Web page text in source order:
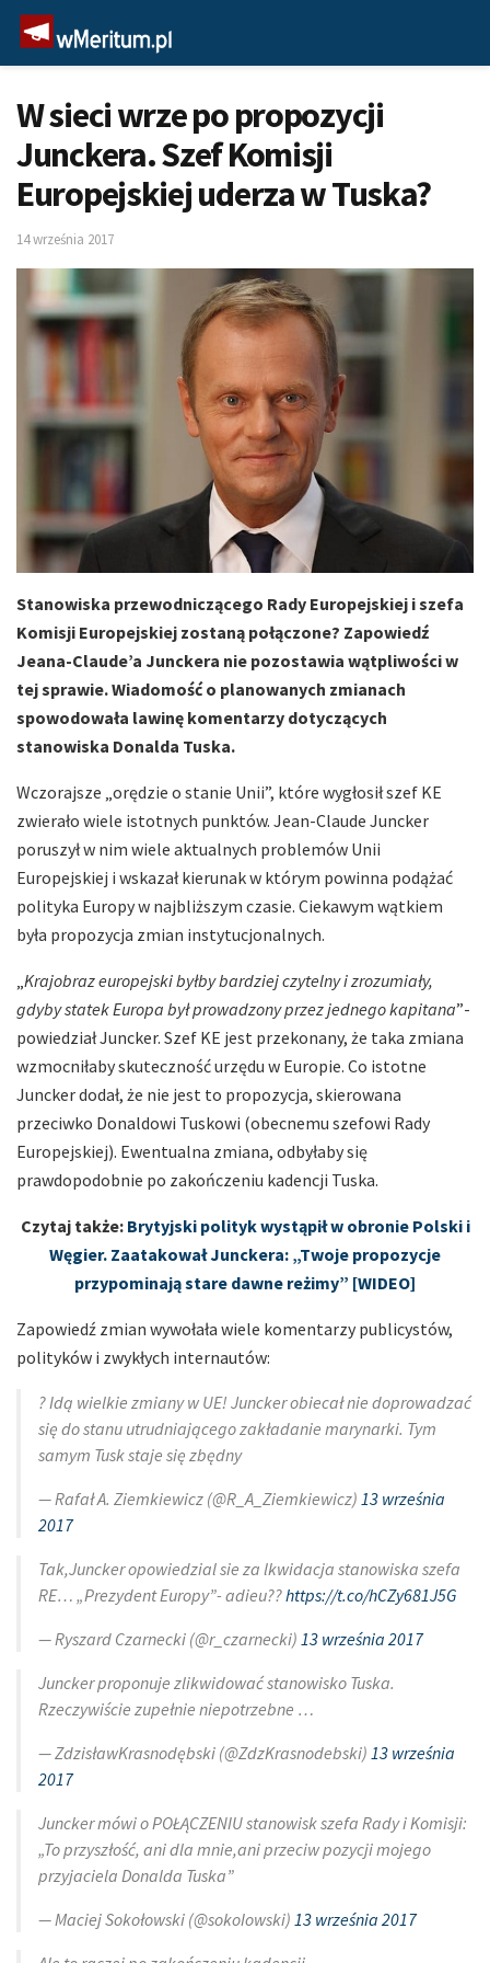
W sieci wrze po propozycji
Junckera. Szef Komisji
Europejskiej uderza w Tuska?
14 września 2017
Stanowiska przewodniczącego Rady Europejskiej i szefa
Komisji Europejskiej zostaną połączone? Zapowiedź
Jeana-Claude’a Junckera nie pozostawia wątpliwości w
tej sprawie. Wiadomość o planowanych zmianach
spowodowała lawinę komentarzy dotyczących
stanowiska Donalda Tuska.
Wczorajsze „orędzie o stanie Unii”, które wygłosił szef KE
zwierało wiele istotnych punktów. Jean-Claude Juncker
poruszył w nim wiele aktualnych problemów Unii
Europejskiej i wskazał kierunak w którym powinna podążać
polityka Europy w najbliższym czasie. Ciekawym wątkiem
była propozycja zmian instytucjonalnych.
„Krajobraz europejski byłby bardziej czytelny i zrozumiały,
gdyby statek Europa był prowadzony przez jednego kapitana”-
powiedział Juncker. Szef KE jest przekonany, że taka zmiana
wzmocniłaby skuteczność urzędu w Europie. Co istotne
Juncker dodał, że nie jest to propozycja, skierowana
przeciwko Donaldowi Tuskowi (obecnemu szefowi Rady
Europejskiej). Ewentualna zmiana, odbyłaby się
prawdopodobnie po zakończeniu kadencji Tuska.
Czytaj także: Brytyjski polityk wystąpił w obronie Polski i
Węgier. Zaatakował Junckera: „Twoje propozycje
przypominają stare dawne reżimy” [WIDEO]
Zapowiedź zmian wywołała wiele komentarzy publicystów,
polityków i zwykłych internautów:
? Idą wielkie zmiany w UE! Juncker obiecał nie doprowadzać
się do stanu utrudniającego zakładanie marynarki. Tym
samym Tusk staje się zbędny
— Rafał A. Ziemkiewicz (@R_A_Ziemkiewicz) 13 września
2017
Tak,Juncker opowiedzial sie za lkwidacja stanowiska szefa
RE… „Prezydent Europy”- adieu??https://t.co/hCZy681J5G
— Ryszard Czarnecki (@r_czarnecki) 13 września 2017
Juncker proponuje zlikwidować stanowisko Tuska.
Rzeczywiście zupełnie niepotrzebne …
— ZdzisławKrasnodębski (@ZdzKrasnodebski) 13 września
2017
Juncker mówi o POŁĄCZENIU stanowisk szefa Rady i Komisji:
„To przyszłość, ani dla mnie,ani przeciw pozycji mojego
przyjaciela Donalda Tuska”
— Maciej Sokołowski (@sokoIowski) 13 września 2017